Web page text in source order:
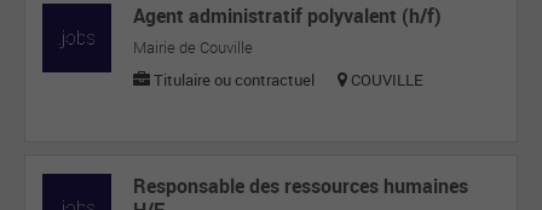
Agent administratif polyvalent (h/f)
Mairie de Couville
Titulaire ou contractuel
COUVILLE
Responsable des ressources humaines